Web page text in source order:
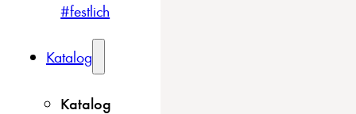
#festlich
Katalog
Katalog